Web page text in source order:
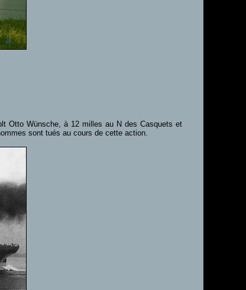
Otto Wünsche, à 12 milles au N des Casquets et
sont tués au cours de cette action.